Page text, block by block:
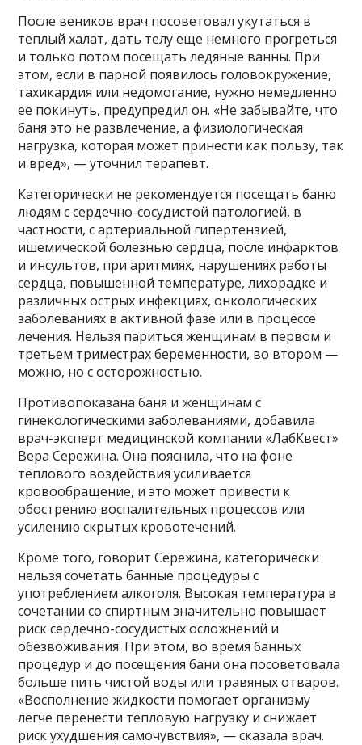
После веников врач посоветовал укутаться в
теплый халат, дать телу еще немного прогреться
и только потом посещать ледяные ванны. При
этом, если в парной появилось головокружение,
тахикардия или недомогание, нужно немедленно
ее покинуть, предупредил он. «Не забывайте, что
баня это не развлечение, а физиологическая
нагрузка, которая может принести как пользу, так
и вред», — уточнил терапевт.
Категорически не рекомендуется посещать баню
людям с сердечно-сосудистой патологией, в
частности, с артериальной гипертензией,
ишемической болезнью сердца, после инфарктов
и инсультов, при аритмиях, нарушениях работы
сердца, повышенной температуре, лихорадке и
различных острых инфекциях, онкологических
заболеваниях в активной фазе или в процессе
лечения. Нельзя париться женщинам в первом и
третьем триместрах беременности, во втором —
можно, но с осторожностью.
Противопоказана баня и женщинам с
гинекологическими заболеваниями, добавила
врач-эксперт медицинской компании «ЛабКвест»
Вера Сережина. Она пояснила, что на фоне
теплового воздействия усиливается
кровообращение, и это может привести к
обострению воспалительных процессов или
усилению скрытых кровотечений.
Кроме того, говорит Сережина, категорически
нельзя сочетать банные процедуры с
употреблением алкоголя. Высокая температура в
сочетании со спиртным значительно повышает
риск сердечно-сосудистых осложнений и
обезвоживания. При этом, во время банных
процедур и до посещения бани она посоветовала
больше пить чистой воды или травяных отваров.
«Восполнение жидкости помогает организму
легче перенести тепловую нагрузку и снижает
риск ухудшения самочувствия», — сказала врач.